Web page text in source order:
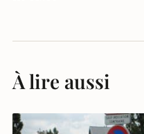
À lire aussi